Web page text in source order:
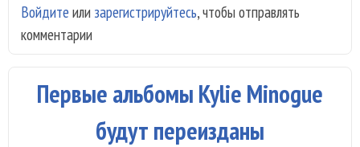
Войдите или зарегистрируйтесь, чтобы отправлять
комментарии
Первые альбомы Kylie Minogue
будут переизданы